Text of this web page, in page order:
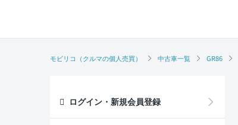
モビリコ（クルマの個人売買） 中古車一覧 GR86
ログイン・新規会員登録